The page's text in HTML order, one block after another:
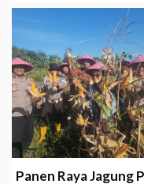
Panen Raya Jagung